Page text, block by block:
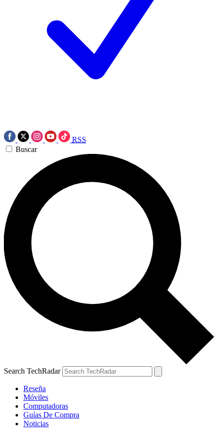
RSS
Buscar
Search TechRadar
Reseña
Móviles
Computadoras
Guías De Compra
Noticias